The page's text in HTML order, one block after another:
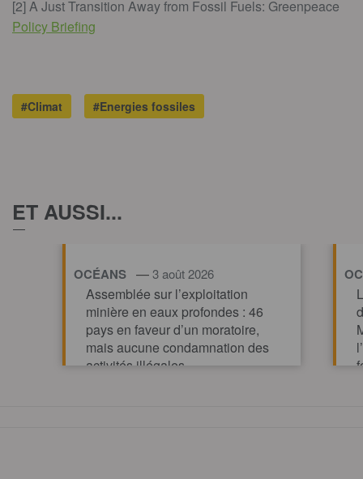
[2] A Just Transition Away from Fossil Fuels: Greenpeace
Policy Briefing
#Climat #Energies fossiles
ET AUSSI...
OCÉANS —3 août 2026
Assemblée sur l’exploitation
minière en eaux profondes : 46
pays en faveur d’un moratoire,
mais aucune condamnation des
activités illégales